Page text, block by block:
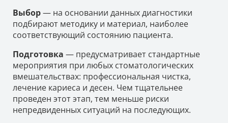
Выбор— на основании данных диагностики
подбирают методику и материал, наиболее
соответствующий состоянию пациента.
Подготовка — предусматривает стандартные
мероприятия при любых стоматологических
вмешательствах: профессиональная чистка,
лечение кариеса и десен. Чем тщательнее
проведен этот этап, тем меньше риски
непредвиденных ситуаций на последующих.